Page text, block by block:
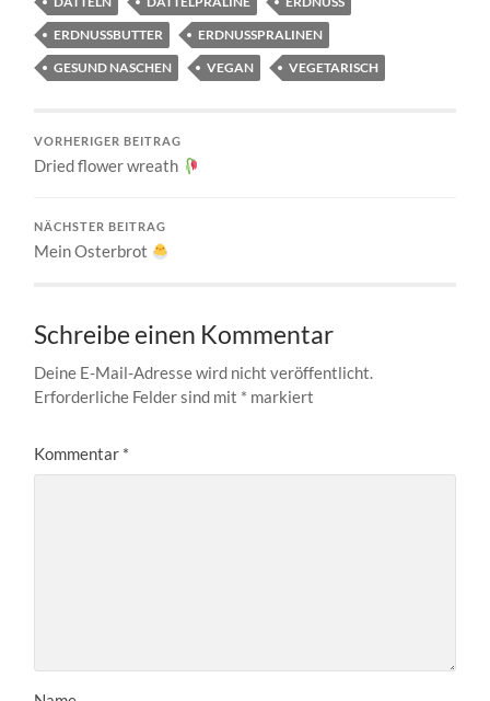
ERDNUSSBUTTER
ERDNUSSPRALINEN
GESUND NASCHEN
VEGAN VEGETARISCH
VORHERIGER BEITRAG
Dried flower wreath
NÄCHSTER BEITRAG
Mein Osterbrot
Schreibe einen Kommentar
Deine E-Mail-Adresse wird nicht veröffentlicht.
Erforderliche Felder sind mit * markiert
Kommentar *